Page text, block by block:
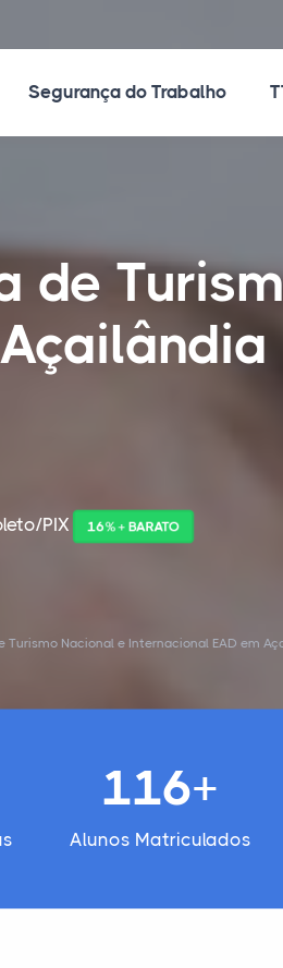
Segurança do Trabalho
de
PIX 16% + BARATO
Nacional e Internacional EAD em
116+
Alunos Matriculados